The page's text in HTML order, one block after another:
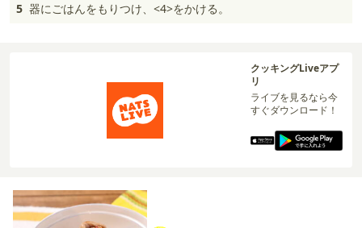
5 器にごはんをもりつけ、<4>をかける。
クッキングLiveアプ
リ
ライブを見るなら今
すぐダウンロード！